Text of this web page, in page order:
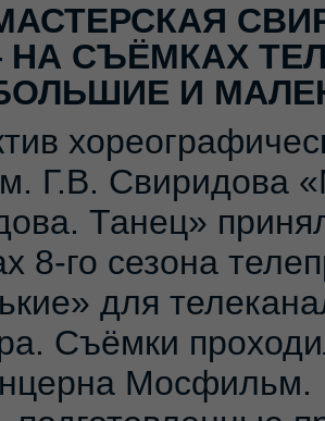
СЪЁМКАХ
И
Г.В. Свиридова
Танец»
8-го сезона
для
Съёмки
Мосфильм.